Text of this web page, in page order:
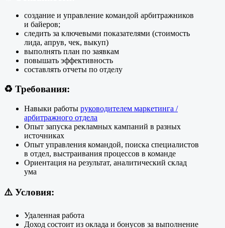
создание и управление командой арбитражников
и байеров;
следить за ключевыми показателями (стоимость
лида, апрув, чек, выкуп)
выполнять план по заявкам
повышать эффективность
составлять отчеты по отделу
♻️ Требования:
Навыки работы руководителем маркетинга /
арбитражного отдела
Опыт запуска рекламных кампаний в разных
источниках
Опыт управления командой, поиска специалистов
в отдел, выстраивания процессов в команде
Ориентация на результат, аналитический склад
ума
⚠️ Условия:
Удаленная работа
Доход состоит из оклада и бонусов за выполнение